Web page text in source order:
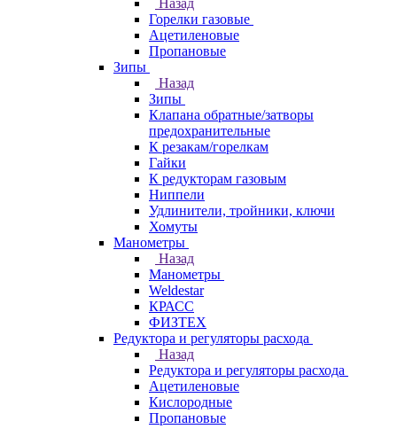
Назад
Горелки газовые
Ацетиленовые
Пропановые
Зипы
Назад
Зипы
Клапана обратные/затворы
предохранительные
К резакам/горелкам
Гайки
К редукторам газовым
Ниппели
Удлинители, тройники, ключи
Хомуты
Манометры
Назад
Манометры
Weldestar
КРАСС
ФИЗТЕХ
Редуктора и регуляторы расхода
Назад
Редуктора и регуляторы расхода
Ацетиленовые
Кислородные
Пропановые